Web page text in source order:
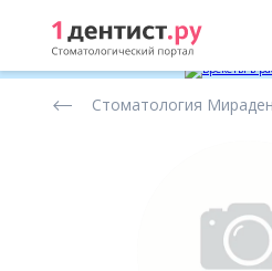
стоматологических
Стоматология